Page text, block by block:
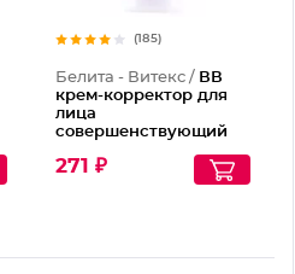
(185)
Белита - Витекс / ВВ
крем-корректор для
лица
совершенствующий
271 ₽